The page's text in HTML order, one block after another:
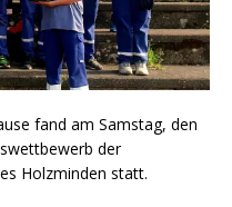
fand am Samstag, den
der
Holzminden statt.